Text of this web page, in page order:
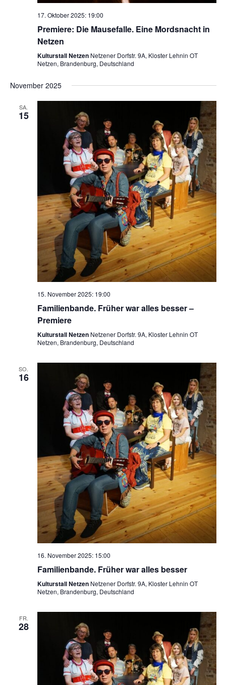
17. Oktober 2025: 19:00
Premiere: Die Mausefalle. Eine Mordsnacht in
Netzen
Kulturstall Netzen Netzener Dorfstr. 9A, Kloster Lehnin OT
Netzen, Brandenburg, Deutschland
November 2025
SA.
15
15. November 2025: 19:00
Familienbande. Früher war alles besser –
Premiere
Kulturstall Netzen Netzener Dorfstr. 9A, Kloster Lehnin OT
Netzen, Brandenburg, Deutschland
SO.
16
16. November 2025: 15:00
Familienbande. Früher war alles besser
Kulturstall Netzen Netzener Dorfstr. 9A, Kloster Lehnin OT
Netzen, Brandenburg, Deutschland
FR.
28